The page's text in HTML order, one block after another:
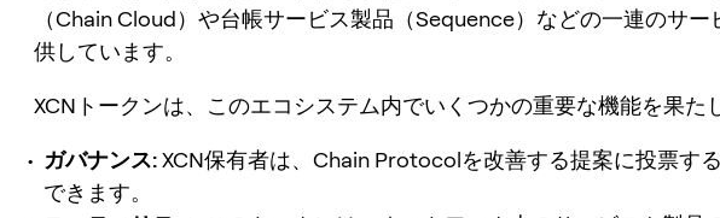
（Chain Cloud）や台帳サービス製品（Sequence）などの一連のサー
供しています。
XCNトークンは、このエコシステム内でいくつかの重要な機能を果た
ガバナンス:XCN保有者は、Chain Protocolを改善する提案に投票す
できます。